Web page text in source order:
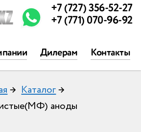
Дилерам Контакты
+7 (727) 356-52-27
+7 (771) 070-96-92
→ Каталог→
аноды